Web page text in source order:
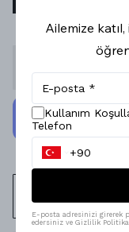
Ailemize
Kullanım
Telefon
E-posta adresinizi girerek
edersiniz ve Gizlilik